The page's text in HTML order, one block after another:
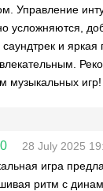
Управление
усложняются,
и
музыкальных игр!
28 July 2025
игра
ритм с